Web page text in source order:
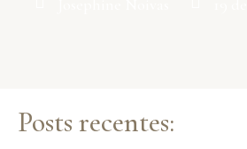
Posts recentes: